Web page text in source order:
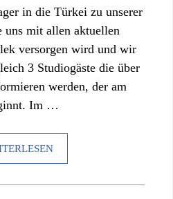
in die Türkei zu unserer
uns mit allen aktuellen
versorgen wird und wir
3 Studiogäste die über
werden, der am
Im …